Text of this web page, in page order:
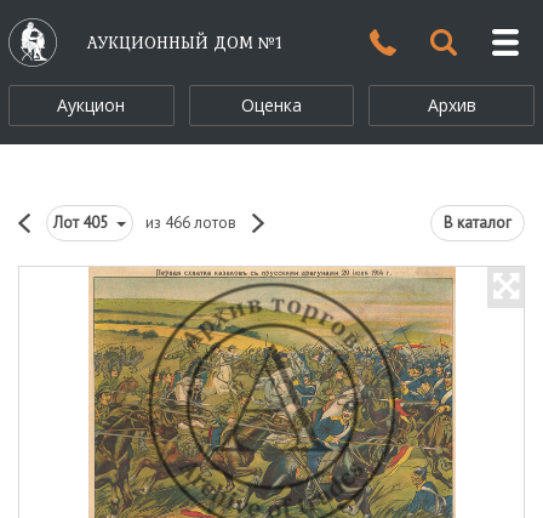
АУКЦИОННЫЙ ДОМ №1
Аукцион Оценка Архив
Лот405 из 466 лотов В каталог